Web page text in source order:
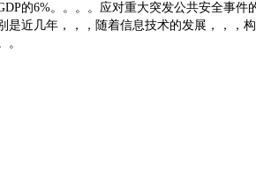
占GDP的6%。。。。应对重大突发公共安全事
是近几年，，，随着信息技术的发展，
。